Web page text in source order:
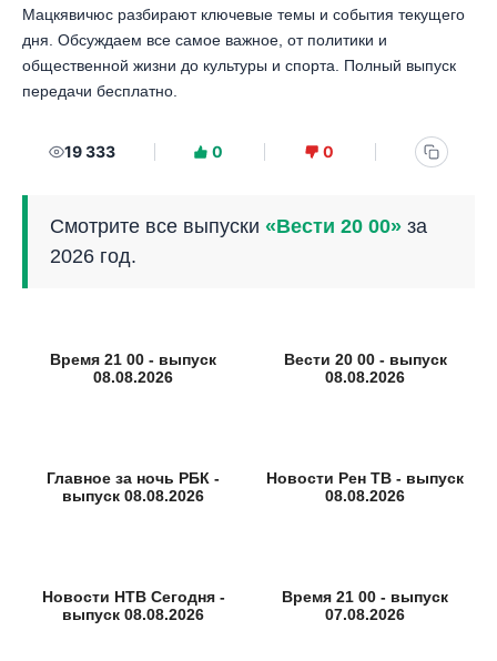
Мацкявичюс разбирают ключевые темы и события текущего
дня. Обсуждаем все самое важное, от политики и
общественной жизни до культуры и спорта. Полный выпуск
передачи бесплатно.
19 333 0 0
Смотрите все выпуски «Вести 20 00» за
2026 год.
Время 21 00 - выпуск
08.08.2026
Вести 20 00 - выпуск
08.08.2026
Главное за ночь РБК -
выпуск 08.08.2026
Новости Рен ТВ - выпуск
08.08.2026
Новости НТВ Сегодня -
выпуск 08.08.2026
Время 21 00 - выпуск
07.08.2026